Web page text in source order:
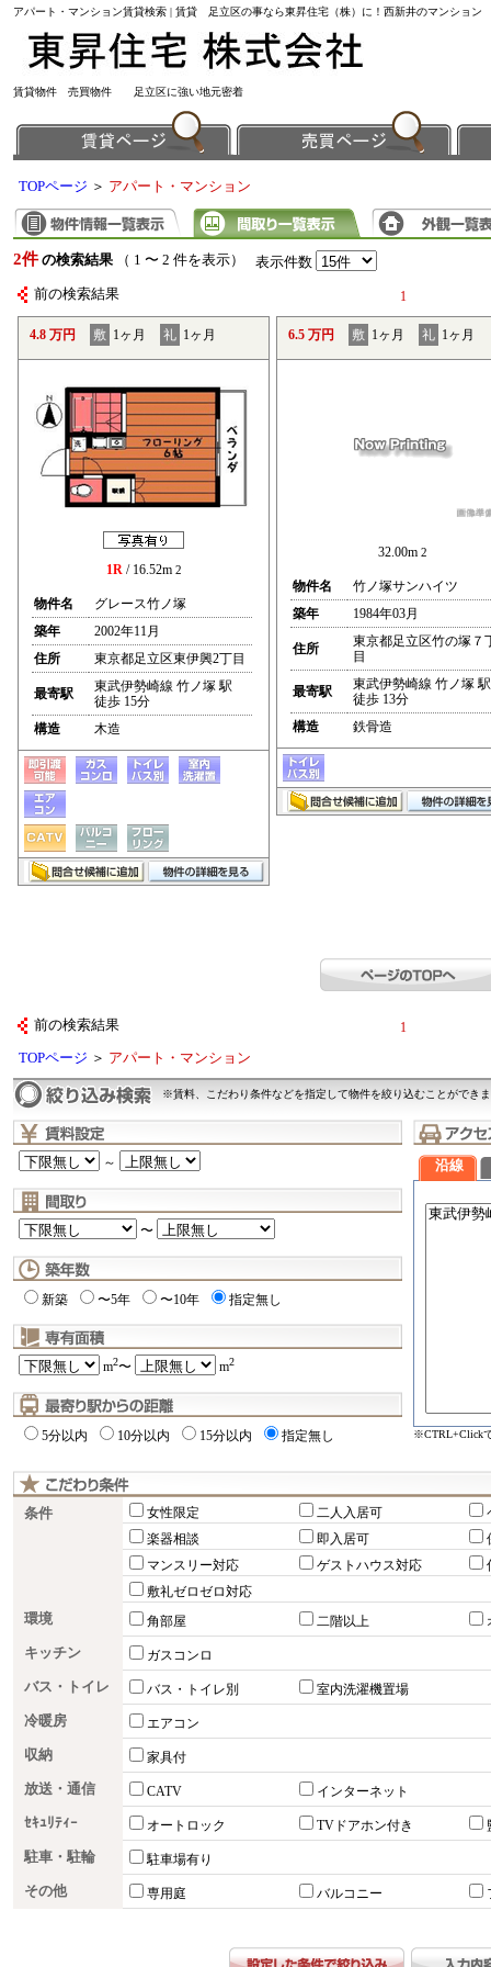
アパート・マンション賃貸検索 | 賃貸 足立区の事なら東昇住宅（株）に！西新井のマンシ
賃貸物件 売買物件 足立区に強い地元密着
TOPページ ＞ アパート・マンション
2件 の検索結果 （ 1 〜 2 件を表示） 表示件数
前の検索結果 1
4.8 万円 敷 1ヶ月 礼 1ヶ月
1R/ 16.52m 2
物件名
グレース竹ノ塚
築年
2002年11月
住所
東京都足立区東伊興2丁目
最寄駅
東武伊勢崎線 竹ノ塚 駅
徒歩 15分
構造
木造
6.5 万円 敷 1ヶ月 礼 1ヶ月
32.00m 2
物件名
竹ノ塚サンハイツ
築年
1984年03月
住所
東京都足立区竹の塚７
目
最寄駅
東武伊勢崎線 竹ノ塚 駅
徒歩 13分
構造
鉄骨造
前の検索結果 1
TOPページ ＞ アパート・マンション
※賃料、こだわり条件などを指定して物件を絞り込むことができ
～
〜
新築 〜5年 〜10年 指定無し
m2〜 m2
5分以内 10分以内 15分以内 指定無し
沿線
※CTRL+Click
条件 女性限定 二人入居可
楽器相談
即入居可
マンスリー対応
ゲストハウス対応
敷礼ゼロゼロ対応
環境 角部屋 二階以上
キッチン ガスコンロ
バス・トイレ バス・トイレ別 室内洗濯機置場
冷暖房 エアコン
収納 家具付
放送・通信 CATV インターネット
ｾｷｭﾘﾃｨｰ オートロック TVドアホン付き
駐車・駐輪 駐車場有り
その他 専用庭 バルコニー